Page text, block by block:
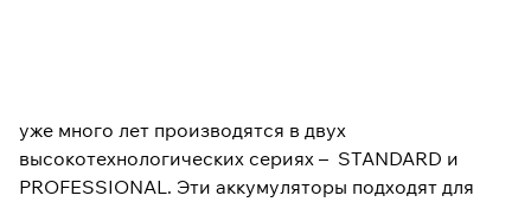
уже много лет производятся в двух
высокотехнологических сериях – STANDARD и
PROFESSIONAL. Эти аккумуляторы подходят для